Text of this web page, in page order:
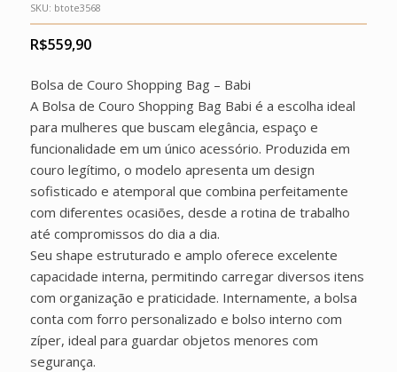
SKU: btote3568
R$559,90
Bolsa de Couro Shopping Bag – Babi
A Bolsa de Couro Shopping Bag Babi é a escolha ideal
para mulheres que buscam elegância, espaço e
funcionalidade em um único acessório. Produzida em
couro legítimo, o modelo apresenta um design
sofisticado e atemporal que combina perfeitamente
com diferentes ocasiões, desde a rotina de trabalho
até compromissos do dia a dia.
Seu shape estruturado e amplo oferece excelente
capacidade interna, permitindo carregar diversos itens
com organização e praticidade. Internamente, a bolsa
conta com forro personalizado e bolso interno com
zíper, ideal para guardar objetos menores com
segurança.